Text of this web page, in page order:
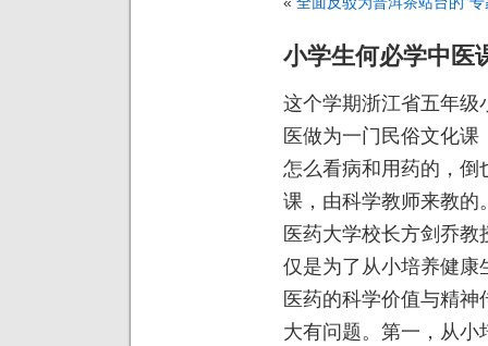
小学生何必学中医
这个学期浙江省五年级
医做为一门民俗文化
怎么看病和用药的，倒
课，由科学教师来教的
医药大学校长方剑乔
仅是为了从小培养健康
医药的科学价值与精
大有问题。第一，从